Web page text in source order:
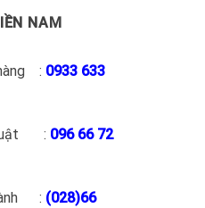
NAM
: 0933 633
: 096 66 72
: (028)66